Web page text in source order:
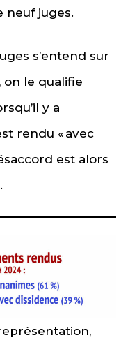
neuf juges.
s’entend sur
on le qualifie
y a
rendu « avec
est alors